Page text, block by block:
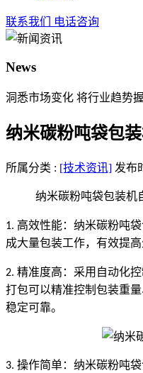
联系我们 电话咨询
News
洞悉市场变化 将行业趋势
纳米碳粉吨袋包
所属分类 : [技术资讯] 发布
纳米碳粉吨袋包装机
1. 高效性能：纳米碳粉吨
成大量包装工作，有效提高
2. 精准度高：采用自动化
打包可以精准控制包装重
稳定可靠。
3. 操作简单：纳米碳粉吨